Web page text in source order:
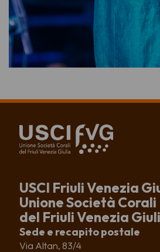
USCI Friuli Venezia
Unione Società Corali
del Friuli Venezia
Sede e recapito postale
Via Altan, 83/4